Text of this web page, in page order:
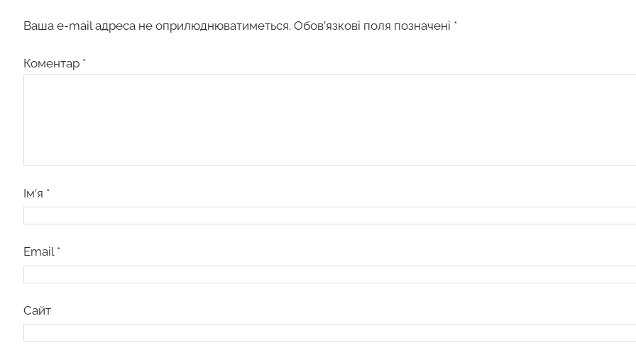
Ваша e-mail адреса не оприлюднюватиметься. Обов’язкові поля позначені *
Коментар *
Ім’я *
Email *
Сайт